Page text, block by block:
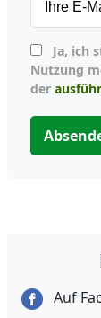
Nutzung
der
Auf